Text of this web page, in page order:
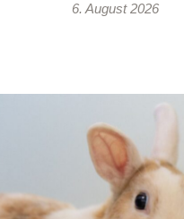
6. August 2026